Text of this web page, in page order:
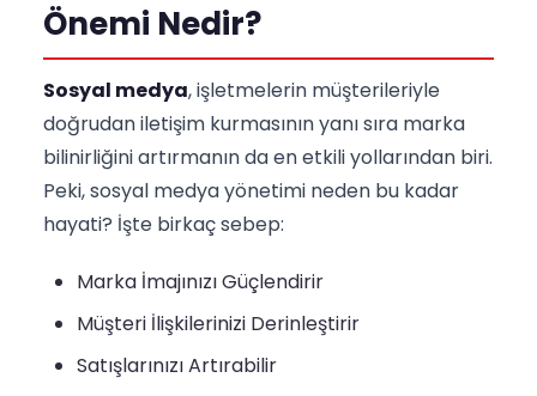
Önemi Nedir?
Sosyal medya, işletmelerin müşterileriyle
doğrudan iletişim kurmasının yanı sıra marka
bilinirliğini artırmanın da en etkili yollarından biri.
Peki, sosyal medya yönetimi neden bu kadar
hayati? İşte birkaç sebep:
Marka İmajınızı Güçlendirir
Müşteri İlişkilerinizi Derinleştirir
Satışlarınızı Artırabilir